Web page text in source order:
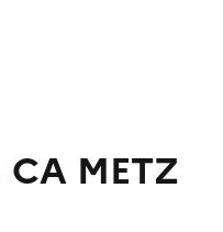
CA METZ